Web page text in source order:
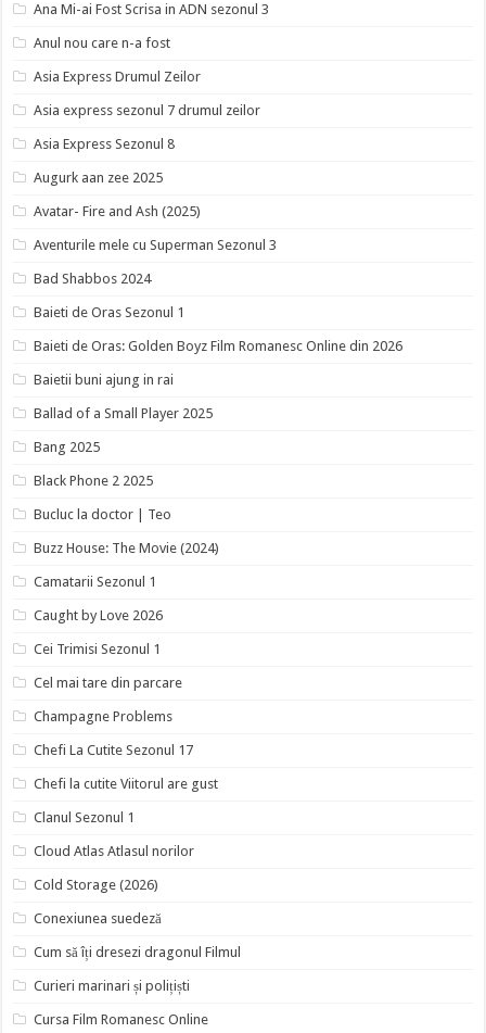
Ana Mi-ai Fost Scrisa in ADN sezonul 3
Anul nou care n-a fost
Asia Express Drumul Zeilor
Asia express sezonul 7 drumul zeilor
Asia Express Sezonul 8
Augurk aan zee 2025
Avatar- Fire and Ash (2025)
Aventurile mele cu Superman Sezonul 3
Bad Shabbos 2024
Baieti de Oras Sezonul 1
Baieti de Oras: Golden Boyz Film Romanesc Online din 2026
Baietii buni ajung in rai
Ballad of a Small Player 2025
Bang 2025
Black Phone 2 2025
Bucluc la doctor | Teo
Buzz House: The Movie (2024)
Camatarii Sezonul 1
Caught by Love 2026
Cei Trimisi Sezonul 1
Cel mai tare din parcare
Champagne Problems
Chefi La Cutite Sezonul 17
Chefi la cutite Viitorul are gust
Clanul Sezonul 1
Cloud Atlas Atlasul norilor
Cold Storage (2026)
Conexiunea suedeză
Cum să îți dresezi dragonul Filmul
Curieri marinari și polițiști
Cursa Film Romanesc Online